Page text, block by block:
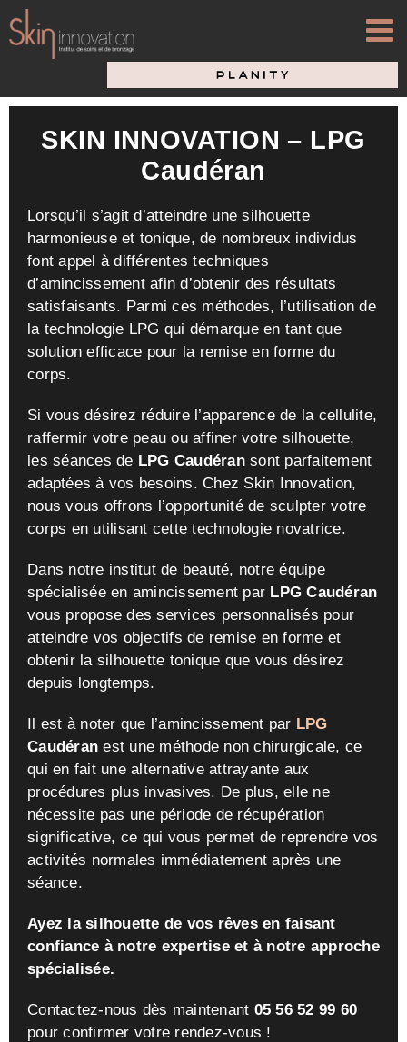
Passer
au
contenu
SKIN INNOVATION – LPG
Caudéran
Lorsqu’il s’agit d’atteindre une silhouette
harmonieuse et tonique, de nombreux individus
font appel à différentes techniques
d’amincissement afin d’obtenir des résultats
satisfaisants. Parmi ces méthodes, l’utilisation de
la technologie LPG qui démarque en tant que
solution efficace pour la remise en forme du
corps.
Si vous désirez réduire l’apparence de la cellulite,
raffermir votre peau ou affiner votre silhouette,
les séances de LPG Caudéransont parfaitement
adaptées à vos besoins. Chez Skin Innovation,
nous vous offrons l’opportunité de sculpter votre
corps en utilisant cette technologie novatrice.
Dans notre institut de beauté, notre équipe
spécialisée en amincissement par LPG Caudéran
vous propose des services personnalisés pour
atteindre vos objectifs de remise en forme et
obtenir la silhouette tonique que vous désirez
depuis longtemps.
Il est à noter que l’amincissement par LPG
Caudéran est une méthode non chirurgicale, ce
qui en fait une alternative attrayante aux
procédures plus invasives. De plus, elle ne
nécessite pas une période de récupération
significative, ce qui vous permet de reprendre vos
activités normales immédiatement après une
séance.
Ayez la silhouette de vos rêves en faisant
confiance à notre expertise et à notre approche
spécialisée.
Contactez-nous dès maintenant 05 56 52 99 60
pour confirmer votre rendez-vous !